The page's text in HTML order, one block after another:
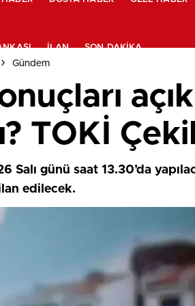
İLAN SON DAKIKA
Gündem
TOKİ
günü saat 13.30’da
edilecek.